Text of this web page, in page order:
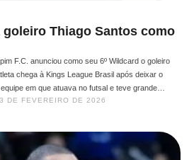
Thiago Santos como
F.C. anunciou como seu 6º Wildcard o goleiro
chega à Kings League Brasil após deixar o
em que atuava no futsal e teve grande
chega ao Capim F.C. após se consolidar …
DE FEVEREIRO DE 2026